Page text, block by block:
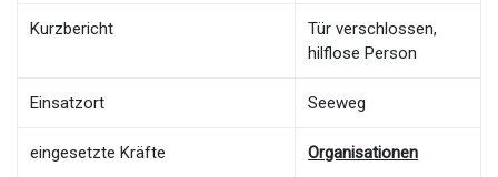
Kurzbericht
Tür verschlossen,
hilflose Person
Einsatzort Seeweg
eingesetzte Kräfte Organisationen